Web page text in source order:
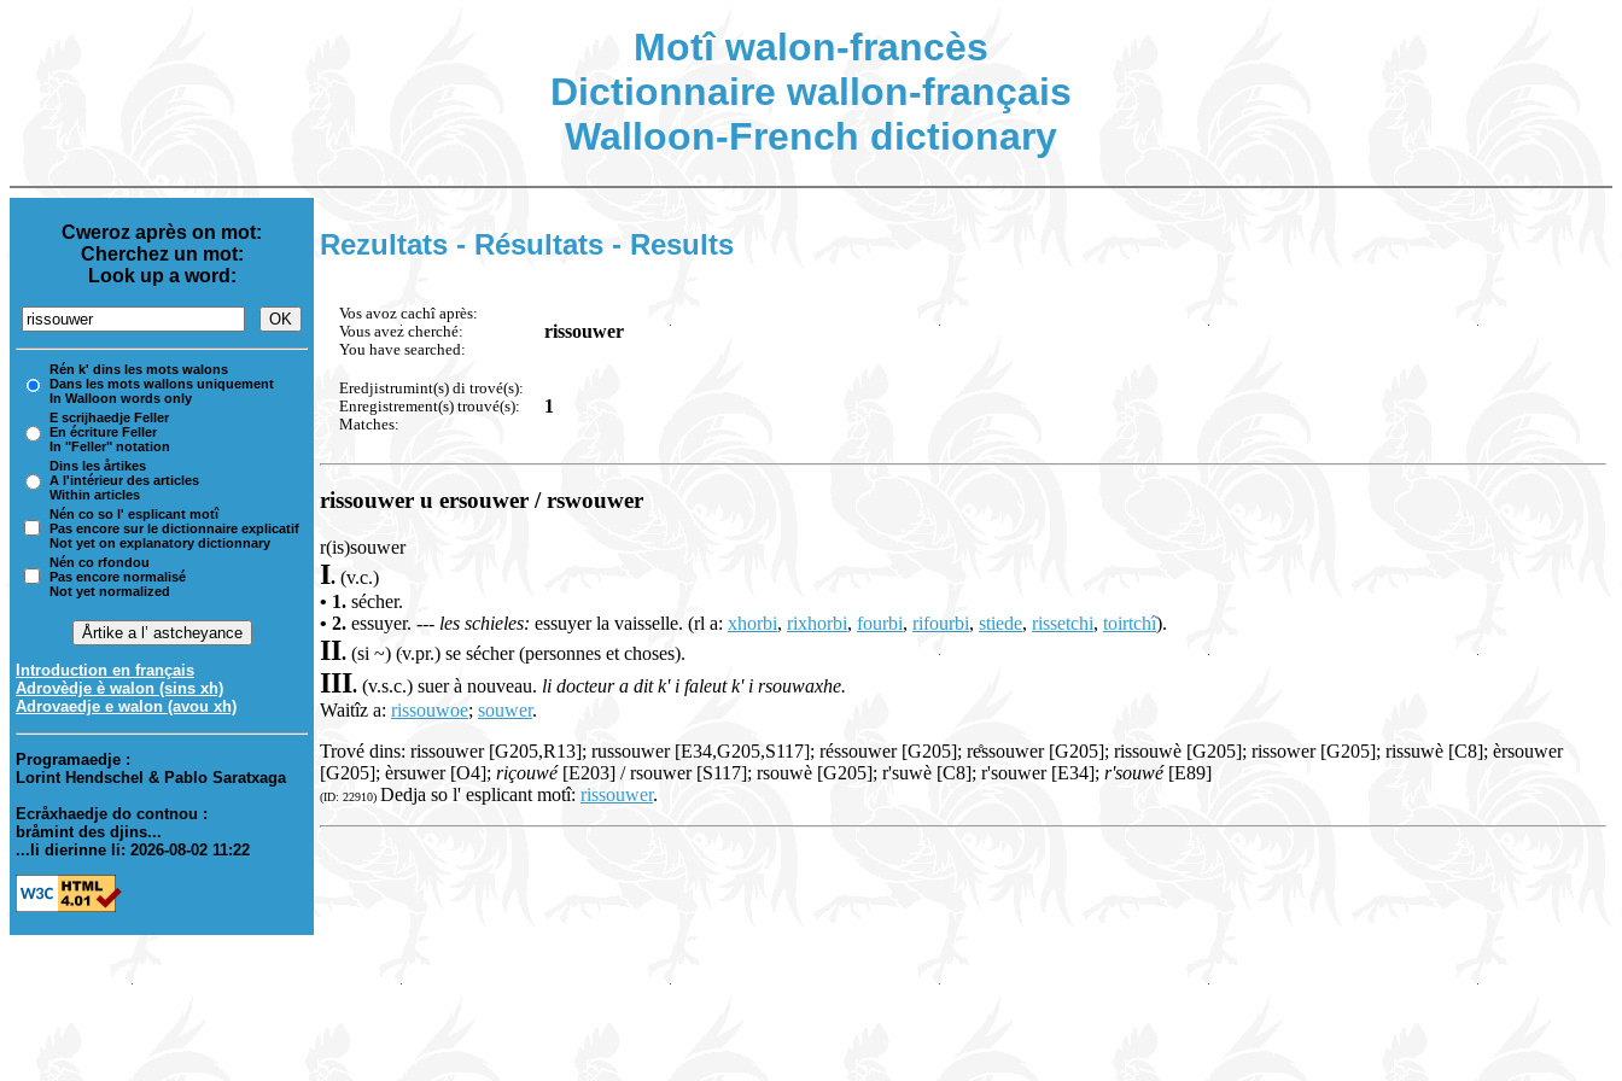
Motî walon-francès
Dictionnaire wallon-français
Walloon-French dictionary
Cweroz après on mot:
Cherchez un mot:
Look up a word:
Rén k' dins les mots walons
Dans les mots wallons uniquement
In Walloon words only
E scrijhaedje Feller
En écriture Feller
In "Feller" notation
Dins les årtikes
A l'intérieur des articles
Within articles
Nén co so l' esplicant motî
Pas encore sur le dictionnaire explicatif
Not yet on explanatory dictionnary
Nén co rfondou
Pas encore normalisé
Not yet normalized
Introduction en français
Adrovèdje è walon (sins xh)
Adrovaedje e walon (avou xh)
Programaedje :
Lorint Hendschel & Pablo Saratxaga
Ecråxhaedje do contnou :
bråmint des djins...
...li dierinne li: 2026-08-02 11:22
Rezultats - Résultats - Results
Vos avoz cachî après:
Vous avez cherché:
You have searched:
rissouwer
Eredjistrumint(s) di trové(s):
Enregistrement(s) trouvé(s):
Matches:
1
rissouwer u ersouwer / rswouwer
r(is)souwer
I. (v.c.)
• 1. sécher.
• 2. essuyer. --- les schieles: essuyer la vaisselle. (rl a: xhorbi, rixhorbi, fourbi, rifourbi, stiede, rissetchi, toirtchî).
II. (si ~) (v.pr.) se sécher (personnes et choses).
III. (v.s.c.) suer à nouveau. li docteur a dit k' i faleut k' i rsouwaxhe.
Waitîz a: rissouwoe; souwer.
Trové dins: rissouwer [G205,R13]; russouwer [E34,G205,S117]; réssouwer [G205]; re̊ssouwer [G205]; rissouwè [G205]; rissower [G205]; rissuwè [C8]; èrsouwer
[G205]; èrsuwer [O4]; riçouwé[E203] / rsouwer [S117]; rsouwè [G205]; r'suwè [C8]; r'souwer [E34]; r'souwé[E89]
(ID: 22910) Dedja so l' esplicant motî: rissouwer.